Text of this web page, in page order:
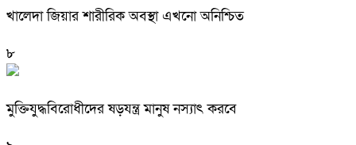
খালেদা জিয়ার শারীরিক অবস্থা এখনো অনিশ্চিত
৮
মুক্তিযুদ্ধবিরোধীদের ষড়যন্ত্র মানুষ নস্যাৎ করবে